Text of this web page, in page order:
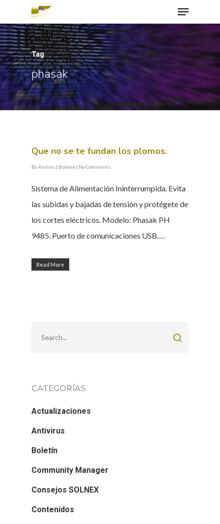
Hit enter to search or ESC to close
Tag
phasak
Que no se te fundan los plomos.
ByAndres | Boletín | No Comments
Sistema de Alimentación Ininterrumpida. Evita
las subidas y bajadas de tensión y protégete de
los cortes eléctricos. Modelo: Phasak PH
9485. Puerto de comunicaciones USB….
Read More
CATEGORÍAS
Actualizaciones
Antivirus
Boletín
Community Manager
Consejos SOLNEX
Contenidos